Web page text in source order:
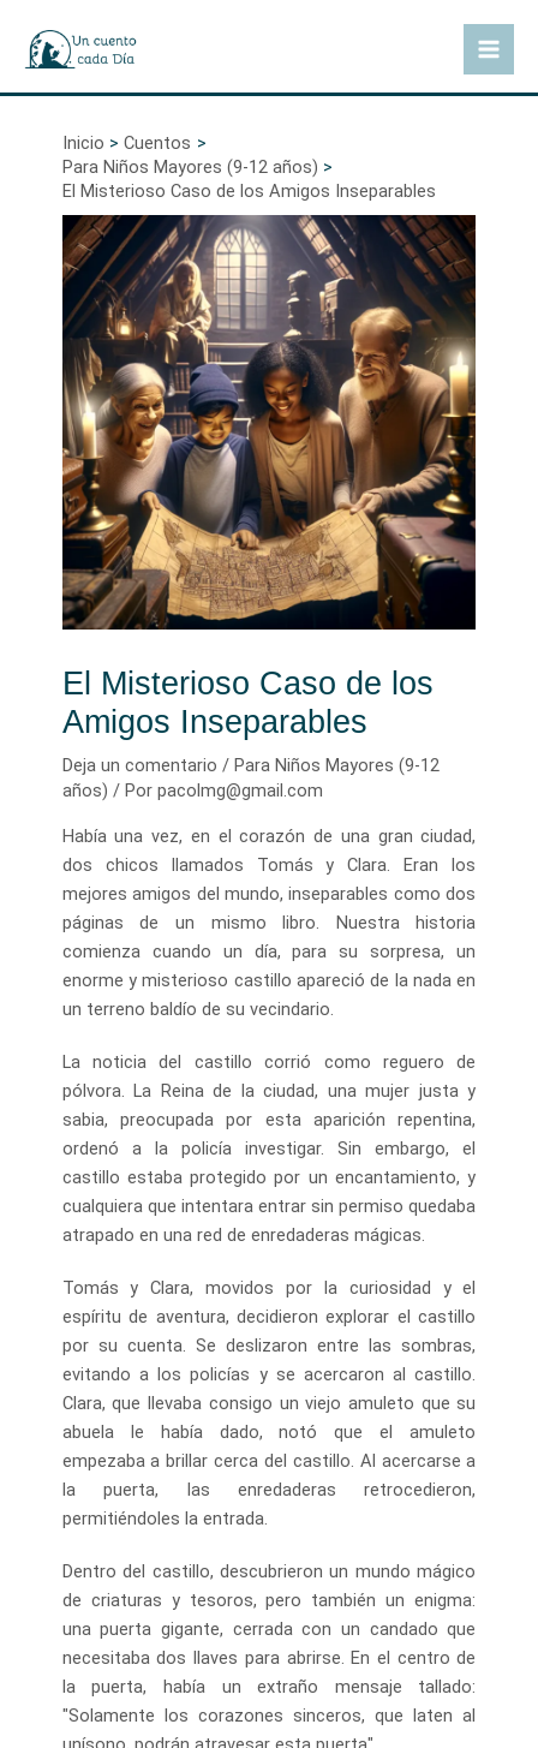
contenido
Inicio
Cuentos
Para Niños Mayores (9-12 años)
El Misterioso Caso de los Amigos Inseparables
El Misterioso Caso de los
Amigos Inseparables
Deja un comentario / Para Niños Mayores (9-12
años) / Por pacolmg@gmail.com
Había una vez, en el corazón de una gran ciudad,
dos chicos llamados Tomás y Clara. Eran los
mejores amigos del mundo, inseparables como dos
páginas de un mismo libro. Nuestra historia
comienza cuando un día, para su sorpresa, un
enorme y misterioso castillo apareció de la nada en
un terreno baldío de su vecindario.
La noticia del castillo corrió como reguero de
pólvora. La Reina de la ciudad, una mujer justa y
sabia, preocupada por esta aparición repentina,
ordenó a la policía investigar. Sin embargo, el
castillo estaba protegido por un encantamiento, y
cualquiera que intentara entrar sin permiso quedaba
atrapado en una red de enredaderas mágicas.
Tomás y Clara, movidos por la curiosidad y el
espíritu de aventura, decidieron explorar el castillo
por su cuenta. Se deslizaron entre las sombras,
evitando a los policías y se acercaron al castillo.
Clara, que llevaba consigo un viejo amuleto que su
abuela le había dado, notó que el amuleto
empezaba a brillar cerca del castillo. Al acercarse a
la puerta, las enredaderas retrocedieron,
permitiéndoles la entrada.
Dentro del castillo, descubrieron un mundo mágico
de criaturas y tesoros, pero también un enigma:
una puerta gigante, cerrada con un candado que
necesitaba dos llaves para abrirse. En el centro de
la puerta, había un extraño mensaje tallado:
"Solamente los corazones sinceros, que laten al